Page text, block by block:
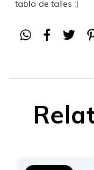
tabla de talles :)